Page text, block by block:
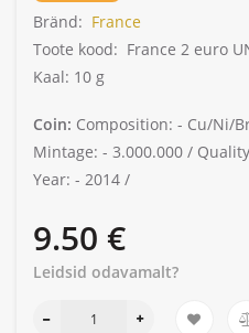
Bränd: France
Toote kood: France 2 euro
Kaal: 10 g
Coin: Composition: - Cu/Ni/
Mintage: - 3.000.000 /
Year: - 2014 /
9.50 €
Leidsid odavamalt?